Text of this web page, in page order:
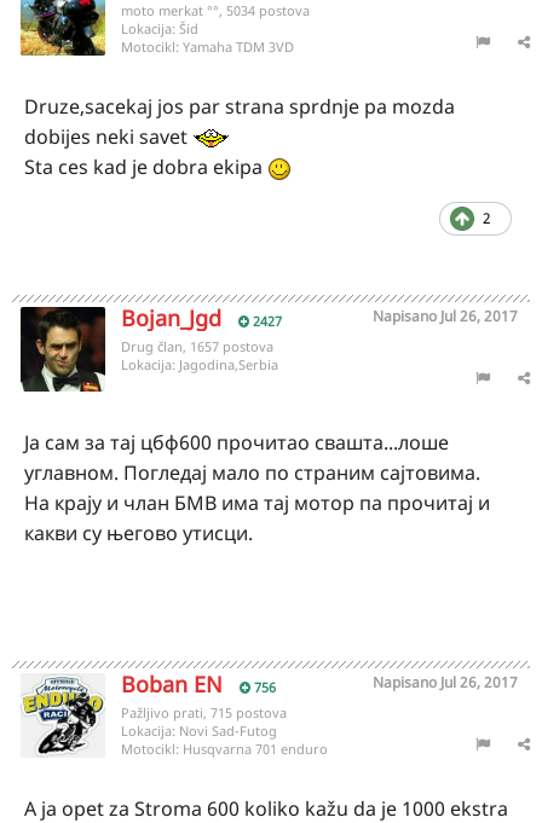
moto merkat °°, 5034 postova
Lokacija: Šid
Motocikl: Yamaha TDM 3VD
Druze,sacekaj jos par strana sprdnje pa mozda
dobijes neki savet
Sta ces kad je dobra ekipa
2
Bojan_Jgd 2427 Napisano Jul 26, 2017
Drug član, 1657 postova
Lokacija: Jagodina,Serbia
Ја сам за тај цбф600 прочитао свашта...лоше
углавном. Погледај мало по страним сајтовима.
На крају и члан БМВ има тај мотор па прочитај и
какви су његово утисци.
Boban EN 756 Napisano Jul 26, 2017
Pažljivo prati, 715 postova
Lokacija: Novi Sad-Futog
Motocikl: Husqvarna 701 enduro
A ja opet za Stroma 600 koliko kažu da je 1000 ekstra